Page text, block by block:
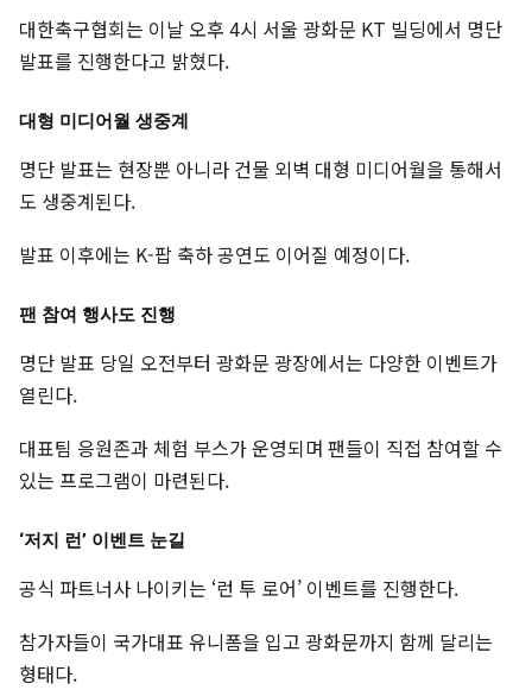
대한축구협회는 이날 오후 4시 서울 광화문 KT 빌딩에서 명단
발표를 진행한다고 밝혔다.
대형 미디어월 생중계
명단 발표는 현장뿐 아니라 건물 외벽 대형 미디어월을 통해서
도 생중계된다.
발표 이후에는 K-팝 축하 공연도 이어질 예정이다.
팬 참여 행사도 진행
명단 발표 당일 오전부터 광화문 광장에서는 다양한 이벤트가
열린다.
대표팀 응원존과 체험 부스가 운영되며 팬들이 직접 참여할 수
있는 프로그램이 마련된다.
‘저지 런’ 이벤트 눈길
공식 파트너사 나이키는 ‘런 투 로어’ 이벤트를 진행한다.
참가자들이 국가대표 유니폼을 입고 광화문까지 함께 달리는
형태다.